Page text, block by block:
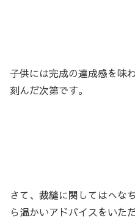
子供には完成の達成感を味
刻んだ次第です。
さて、裁縫に関してはへな
ら温かいアドバイスをいた